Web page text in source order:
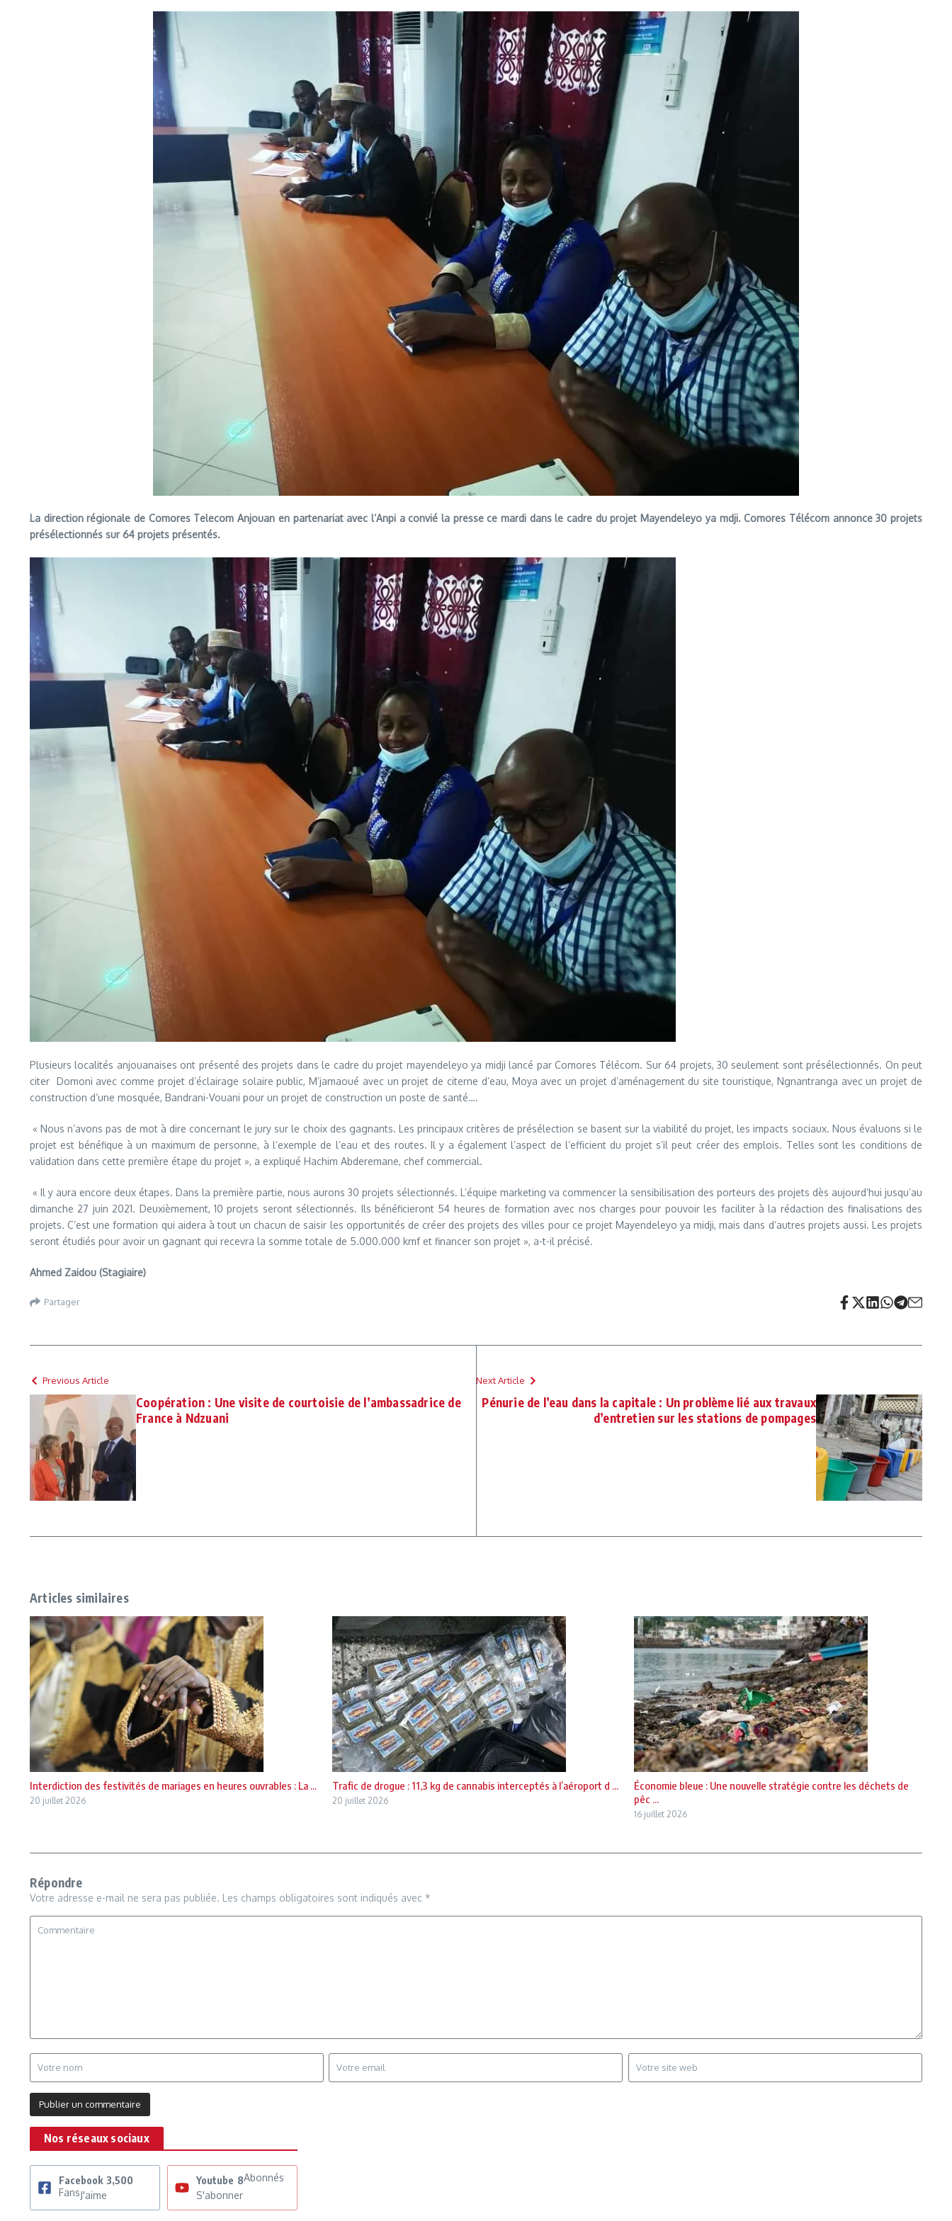
La direction régionale de Comores Telecom Anjouan en partenariat avec l’Anpi a convié la presse ce mardi dans le cadre du projet Mayendeleyo ya mdji. Comores Télécom annonce 30 projets
présélectionnés sur 64 projets présentés.
Plusieurs localités anjouanaises ont présenté des projets dans le cadre du projet mayendeleyo ya midji lancé par Comores Télécom. Sur 64 projets, 30 seulement sont présélectionnés. On peut
citer Domoni avec comme projet d’éclairage solaire public, M’jamaoué avec un projet de citerne d’eau, Moya avec un projet d’aménagement du site touristique, Ngnantranga avec un projet de
construction d’une mosquée, Bandrani-Vouani pour un projet de construction un poste de santé….
« Nous n’avons pas de mot à dire concernant le jury sur le choix des gagnants. Les principaux critères de présélection se basent sur la viabilité du projet, les impacts sociaux. Nous évaluons si le
projet est bénéfique à un maximum de personne, à l’exemple de l’eau et des routes. Il y a également l’aspect de l’efficient du projet s’il peut créer des emplois. Telles sont les conditions de
validation dans cette première étape du projet », a expliqué Hachim Abderemane, chef commercial.
« Il y aura encore deux étapes. Dans la première partie, nous aurons 30 projets sélectionnés. L’équipe marketing va commencer la sensibilisation des porteurs des projets dès aujourd’hui jusqu’au
dimanche 27 juin 2021. Deuxièmement, 10 projets seront sélectionnés. Ils bénéficieront 54 heures de formation avec nos charges pour pouvoir les faciliter à la rédaction des finalisations des
projets. C’est une formation qui aidera à tout un chacun de saisir les opportunités de créer des projets des villes pour ce projet Mayendeleyo ya midji, mais dans d’autres projets aussi. Les projets
seront étudiés pour avoir un gagnant qui recevra la somme totale de 5.000.000 kmf et financer son projet », a-t-il précisé.
Ahmed Zaidou (Stagiaire)
Partager
Previous Article
Coopération : Une visite de courtoisie de l’ambassadrice de
France à Ndzuani
Next Article
Pénurie de l’eau dans la capitale : Un problème lié aux travaux
d’entretien sur les stations de pompages
Articles similaires
Interdiction des festivités de mariages en heures ouvrables : La ...
20 juillet 2026
Trafic de drogue : 11,3 kg de cannabis interceptés à l’aéroport d ...
20 juillet 2026
Économie bleue : Une nouvelle stratégie contre les déchets de
pêc ...
16 juillet 2026
Répondre
Votre adresse e-mail ne sera pas publiée. Les champs obligatoires sont indiqués avec *
Nos réseaux sociaux
Facebook 3,500
FansJ'aime
Youtube 8Abonnés
S'abonner